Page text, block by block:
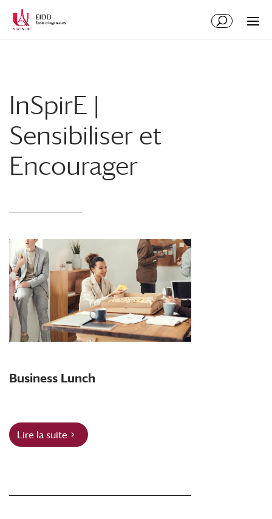
InSpirE |
Sensibiliser et
Encourager
Business Lunch
Lire la suite